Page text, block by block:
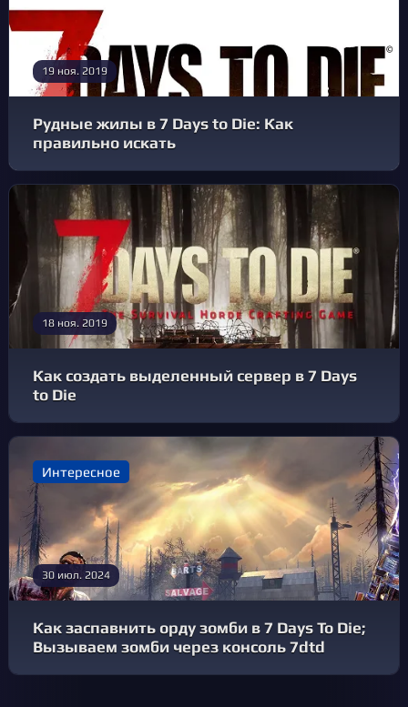
19 ноя. 2019
Рудные жилы в 7 Days to Die: Как
правильно искать
18 ноя. 2019
Как создать выделенный сервер в 7 Days
to Die
Интересное
30 июл. 2024
Как заспавнить орду зомби в 7 Days To Die;
Вызываем зомби через консоль 7dtd